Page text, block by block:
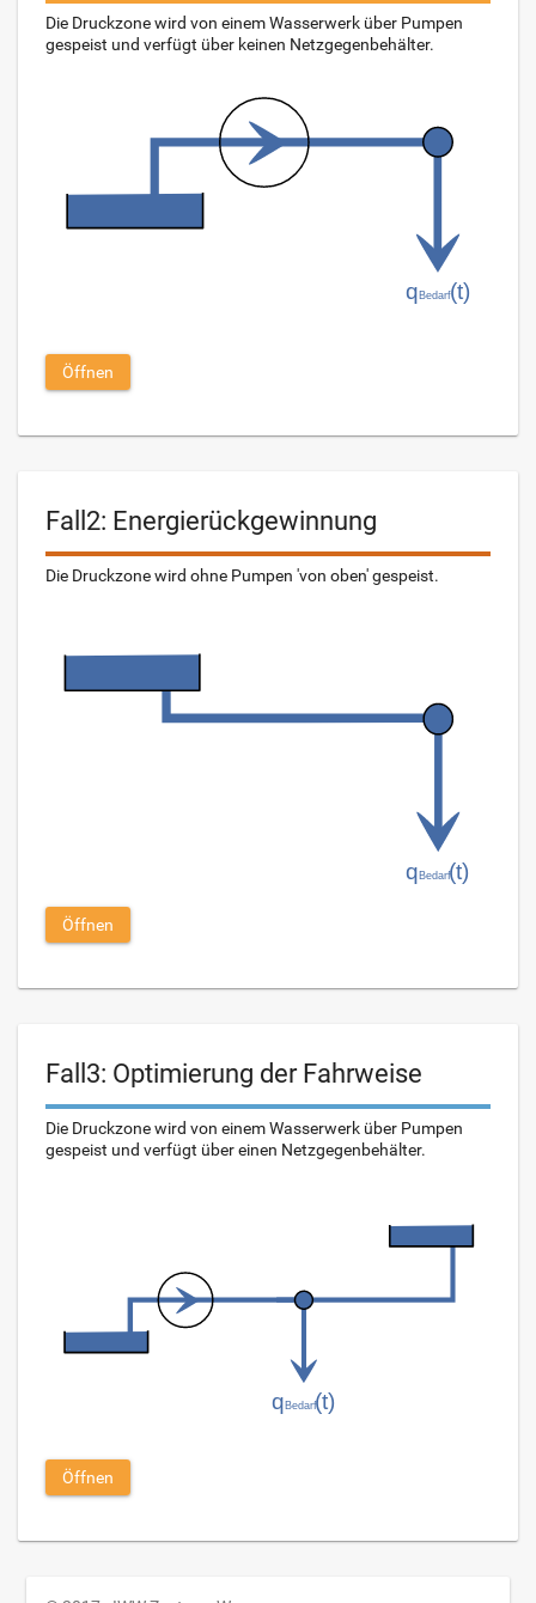
Die Druckzone wird von einem Wasserwerk über Pumpen
gespeist und verfügt über keinen Netzgegenbehälter.
Öffnen
Fall2: Energierückgewinnung
Die Druckzone wird ohne Pumpen 'von oben' gespeist.
Öffnen
Fall3: Optimierung der Fahrweise
Die Druckzone wird von einem Wasserwerk über Pumpen
gespeist und verfügt über einen Netzgegenbehälter.
Öffnen